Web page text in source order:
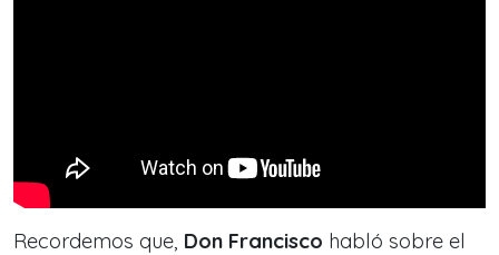
Recordemos que, Don Francisco habló sobre el